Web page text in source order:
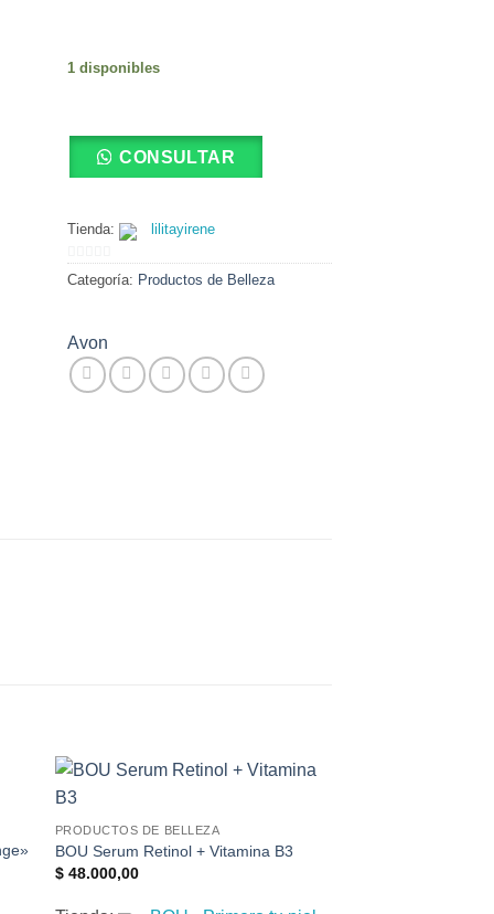
1 disponibles
CONSULTAR
Tienda: lilitayirene
0
Categoría: Productos de Belleza
Avon
PRODUCTOS DE BELLEZA
BOU Serum Retinol + Vitamina B3
$48.000,00